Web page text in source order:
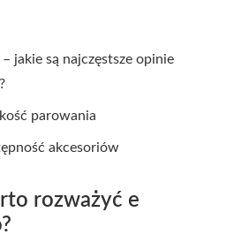
– jakie są najczęstsze opinie
parowania
akcesoriów
rozważyć e